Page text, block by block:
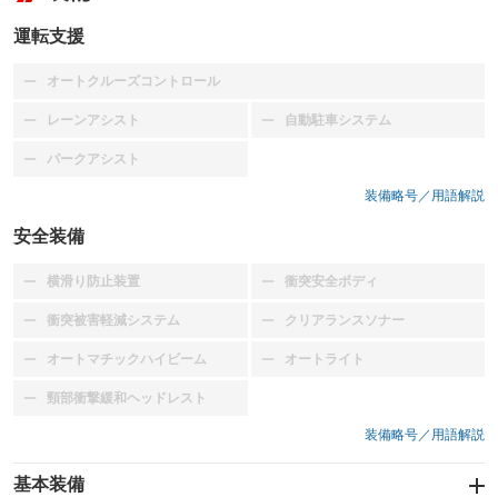
運転支援
オートクルーズコントロール
：装備なし
レーンアシスト
：装備なし 自動駐車システム
：装備なし
パークアシスト
：装備なし
装備略号／用語解説
安全装備
横滑り防止装置
：装備なし 衝突安全ボディ
：装備なし
衝突被害軽減システム
：装備なし クリアランスソナー
：装備なし
オートマチックハイビーム
：装備なし オートライト
：装備なし
頸部衝撃緩和ヘッドレスト
：装備なし
装備略号／用語解説
基本装備